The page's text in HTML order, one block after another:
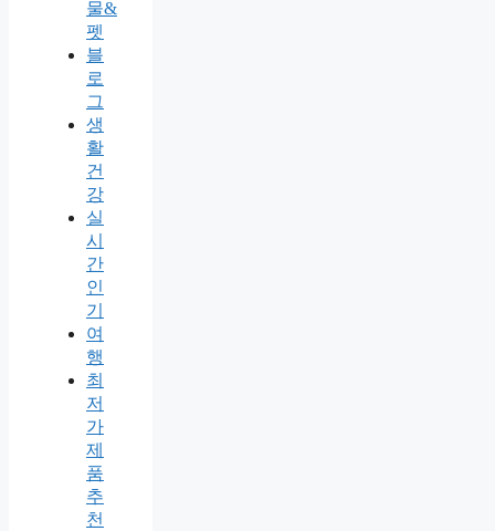
물&
펫
블
로
그
생
활
건
강
실
시
간
인
기
여
행
최
저
가
제
품
추
천